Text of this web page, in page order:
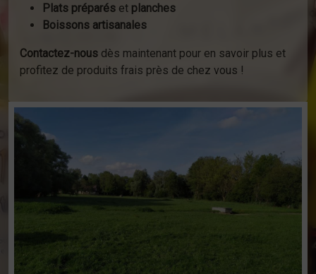
Plats préparés et planches
Boissons artisanales
Contactez-nous dès maintenant pour en savoir plus et
profitez de produits frais près de chez vous !